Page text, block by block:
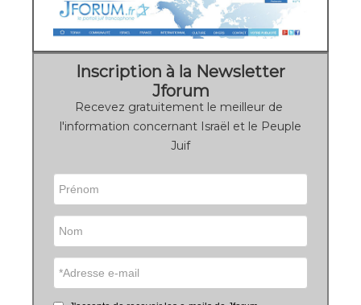
Inscription à la Newsletter
Jforum
Recevez gratuitement le meilleur de
l'information concernant Israël et le Peuple
Juif